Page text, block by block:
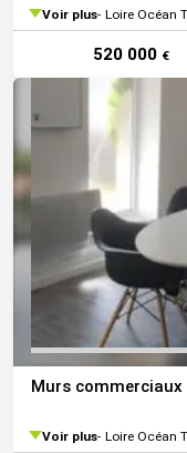
Voir plus Loire Océan
520 000 €
Murs commerciaux
Voir plus Loire Océan